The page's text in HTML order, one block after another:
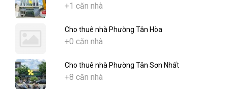
+1 căn nhà
Cho thuê nhà Phường Tân Hòa
+0 căn nhà
Cho thuê nhà Phường Tân Sơn Nhất
+8 căn nhà